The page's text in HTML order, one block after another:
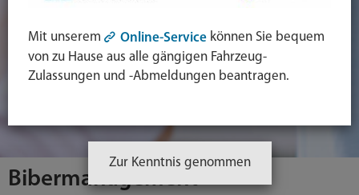
Bibermanagement
Mit unserem Online-Service können Sie bequem
von zu Hause aus alle gängigen Fahrzeug-
Zulassungen und -Abmeldungen beantragen.
Zur Kenntnis genommen